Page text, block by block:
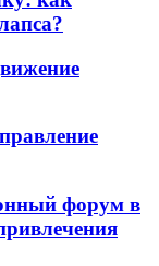
форум в